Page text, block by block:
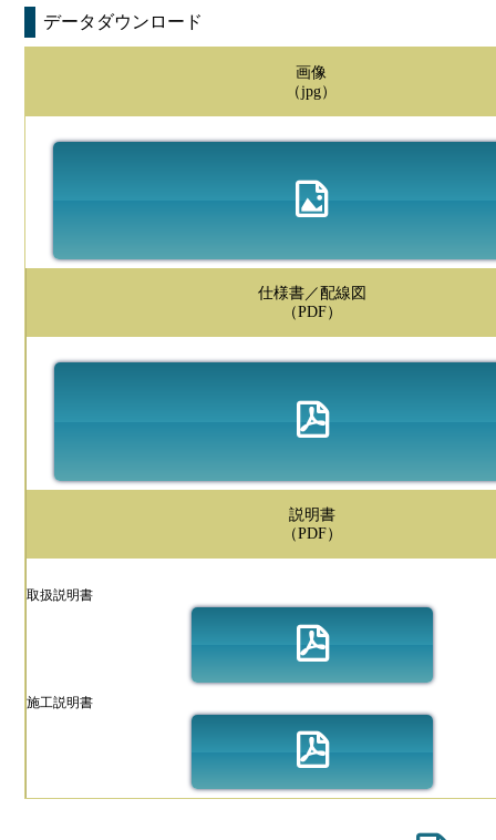
データダウンロード
画像
（jpg）
仕様書／配線図
（PDF）
説明書
（PDF）
取扱説明書
施工説明書